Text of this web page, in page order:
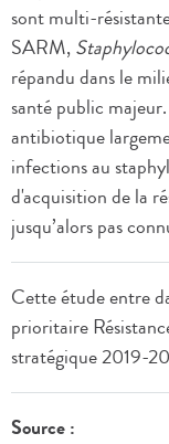
sont multi-
SARM,
répandu dans le
santé public
antibiotique
infections au
d'acquisition de la
jusqu’alors pas
Cette étude entre
prioritaire
stratégique 2019-
Source :